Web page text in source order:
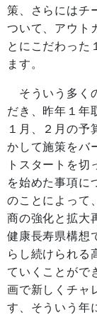
策、さらにはチ
ついて、アウト
とにこだわった
ます。
そういう多く
だき、昨年１年
１月、２月の予
かして施策をバ
トスタートを切
を始めた事項に
のことによって
商の強化と拡大
健康長寿県構想
らし続けられる
ていくことがで
画で新しくチャ
す、そういう年